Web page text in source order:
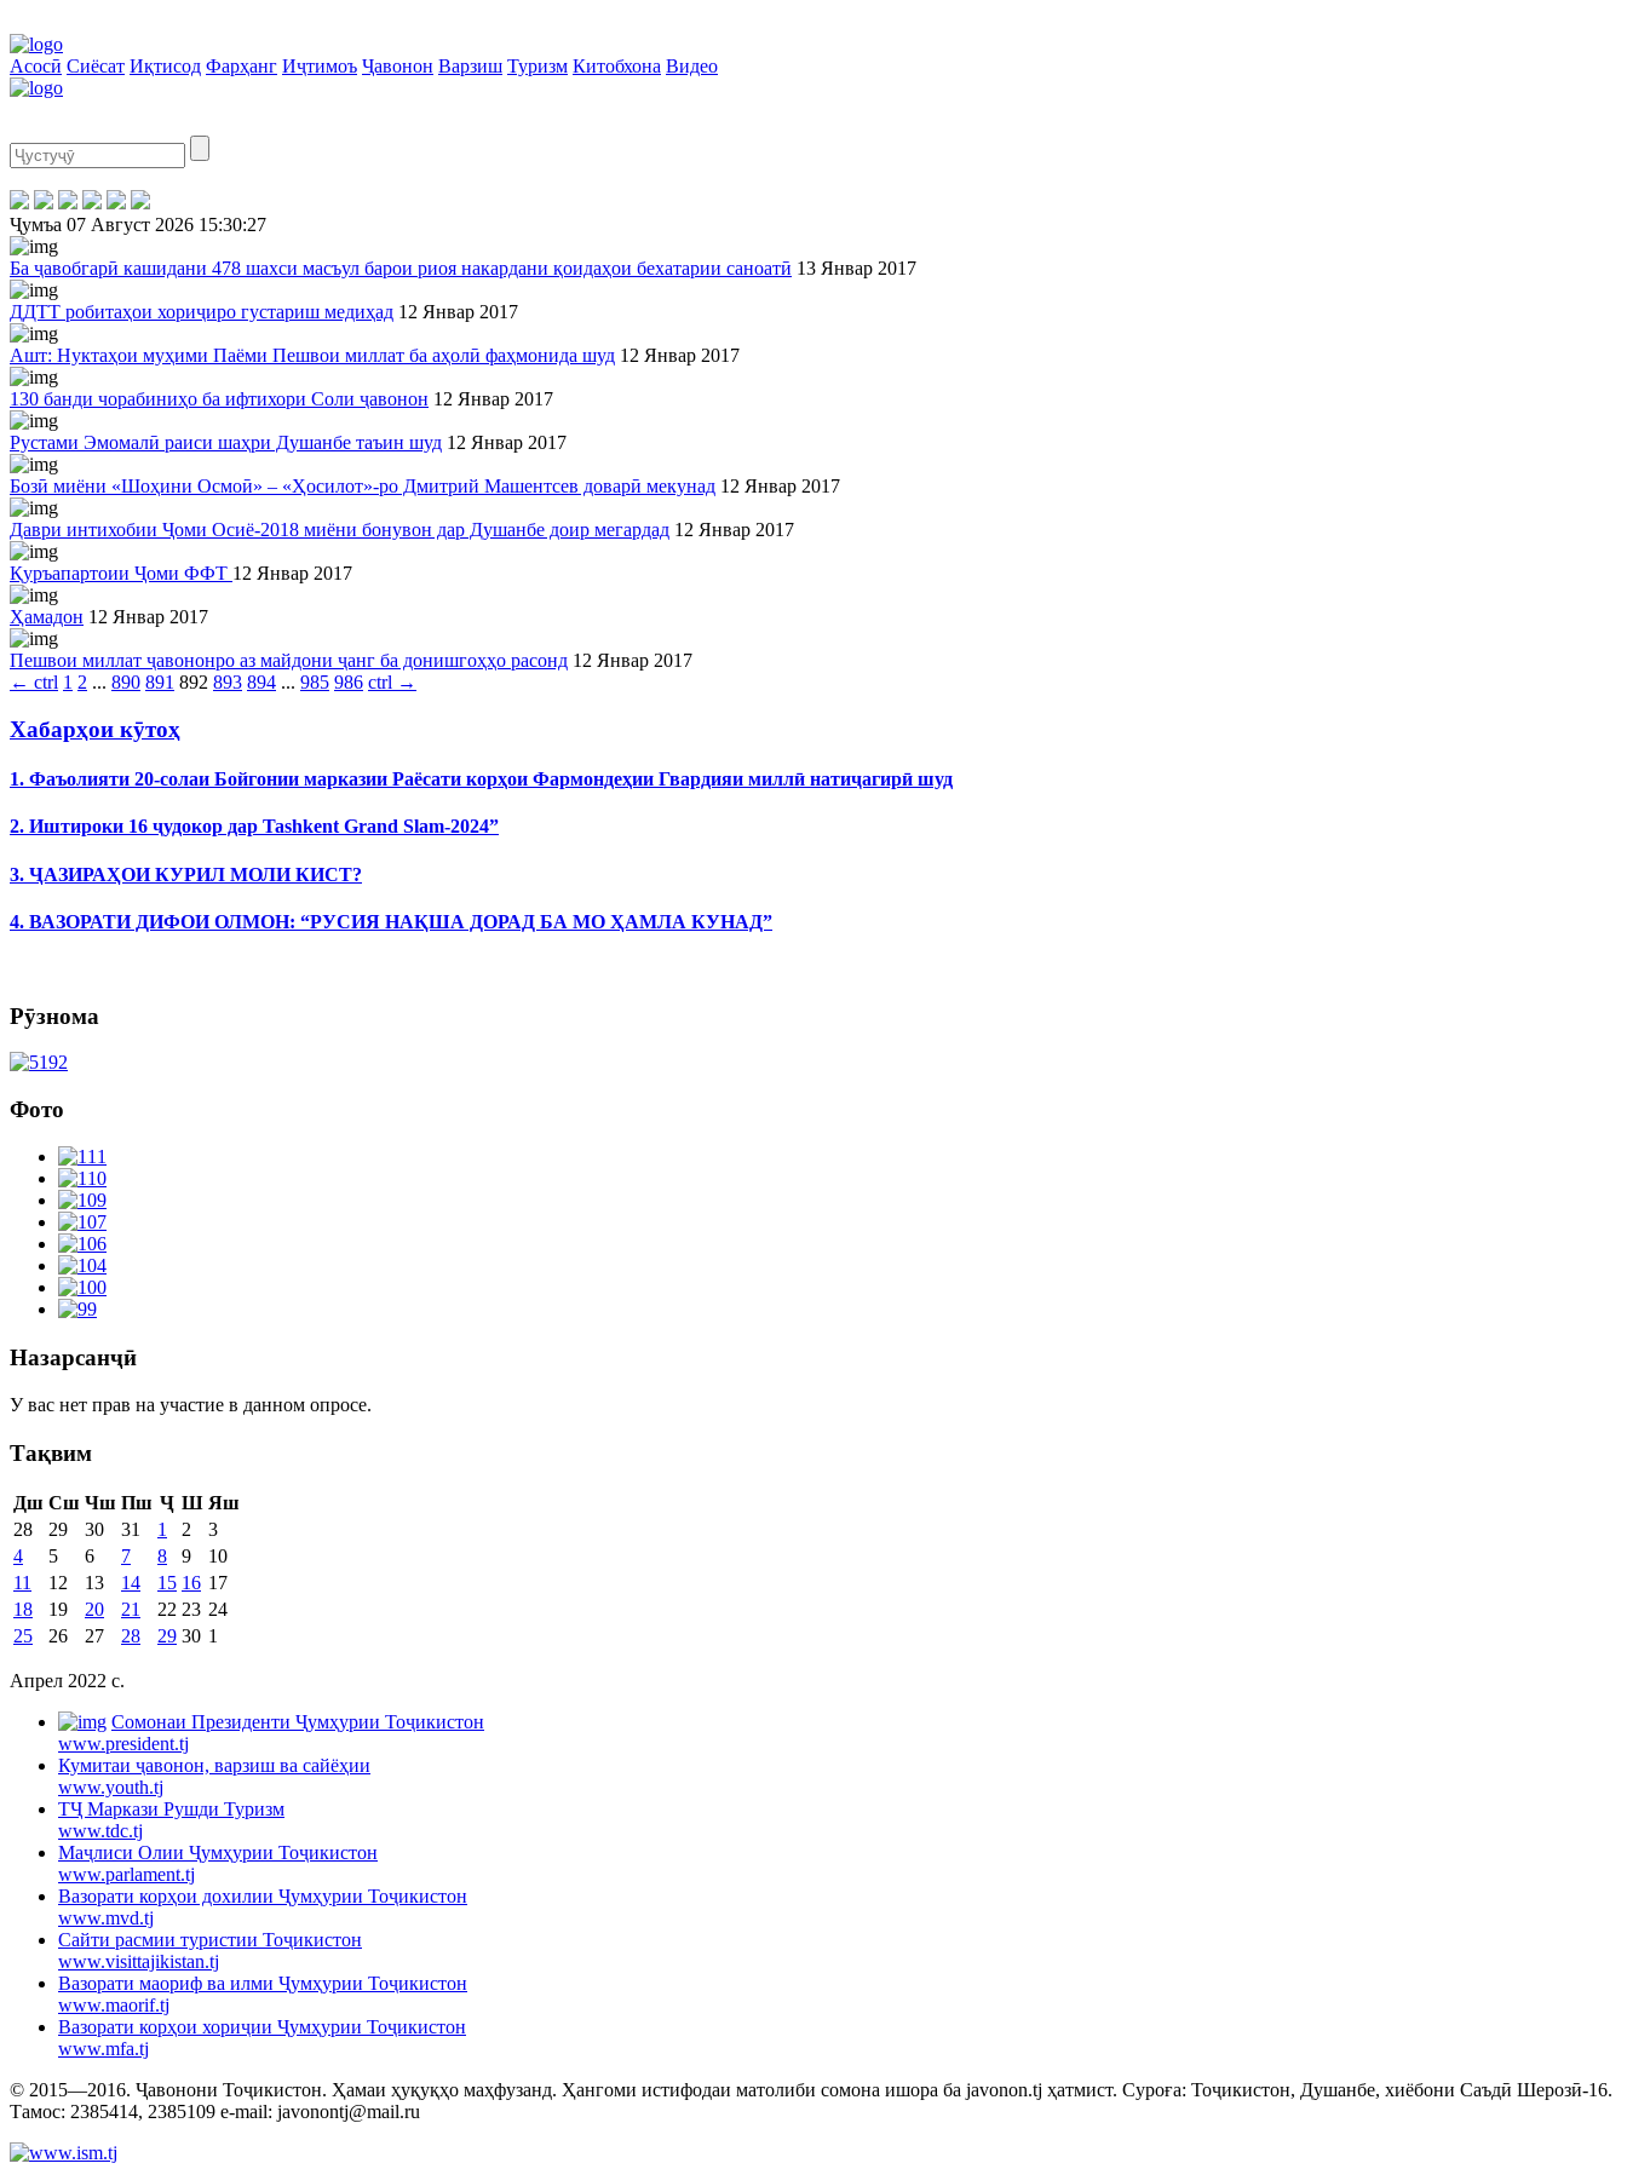
Асосӣ Сиёсат Иқтисод Фарҳанг Иҷтимоъ Ҷавонон Варзиш Туризм Китобхона Видео
Ҷумъа 07 Август 2026 15:30:27
Ба ҷавобгарӣ кашидани 478 шахси масъул барои риоя накардани қоидаҳои бехатарии саноатӣ 13 Январ 2017
ДДТТ робитаҳои хориҷиро густариш медиҳад 12 Январ 2017
Ашт: Нуктаҳои муҳими Паëми Пешвои миллат ба аҳолӣ фаҳмонида шуд 12 Январ 2017
130 банди чорабиниҳо ба ифтихори Соли ҷавонон 12 Январ 2017
Рустами Эмомалӣ раиси шаҳри Душанбе таъин шуд 12 Январ 2017
Бозӣ миёни «Шоҳини Осмоӣ» – «Ҳосилот»-ро Дмитрий Машентсев доварӣ мекунад 12 Январ 2017
Даври интихобии Ҷоми Осиё-2018 миёни бонувон дар Душанбе доир мегардад 12 Январ 2017
Қуръапартоии Ҷоми ФФТ 12 Январ 2017
Ҳамадон 12 Январ 2017
Пешвои миллат ҷавононро аз майдони ҷанг ба донишгоҳҳо расонд 12 Январ 2017
← ctrl 1 2 ... 890 891 892 893 894 ... 985 986 ctrl →
Хабарҳои кӯтоҳ
1. Фаъолияти 20-солаи Бойгонии марказии Раёсати корҳои Фармондеҳии Гвардияи миллӣ натиҷагирӣ шуд
2. Иштироки 16 ҷудокор дар Tashkent Grand Slam-2024”
3. ҶАЗИРАҲОИ КУРИЛ МОЛИ КИСТ?
4. ВАЗОРАТИ ДИФОИ ОЛМОН: “РУСИЯ НАҚША ДОРАД БА МО ҲАМЛА КУНАД”
Рӯзнома
Фото
Назарсанҷӣ
У вас нет прав на участие в данном опросе.
Тақвим
Дш Сш Чш Пш Ҷ Ш Яш
28
29 30 31 1 2
3
4
5 6 7 8 9
10
11
12 13 14 15 16 17
18
19 20 21 22 23 24
25
26 27 28 29 30 1
Апрел 2022 c.
Cомонаи Президенти Ҷумҳурии Тоҷикистон
www.president.tj
Кумитаи ҷавонон, варзиш ва сайёҳии
www.youth.tj
ТҶ Маркази Рушди Туризм
www.tdc.tj
Маҷлиси Олии Ҷумҳурии Тоҷикистон
www.parlament.tj
Вазорати корҳои дохилии Ҷумҳурии Тоҷикистон
www.mvd.tj
Сайти расмии туристии Тоҷикистон
www.visittajikistan.tj
Вазорати маориф ва илми Ҷумҳурии Тоҷикистон
www.maorif.tj
Вазорати корҳои хориҷии Ҷумҳурии Тоҷикистон
www.mfa.tj
© 2015—2016. Ҷавонони Тоҷикистон. Ҳамаи ҳуқуқҳо маҳфузанд. Ҳангоми истифодаи матолиби сомона ишора ба javonon.tj ҳатмист. Суроға: Тоҷикистон, Душанбе, хиёбони Саъдӣ Шерозӣ-16.
Тамос: 2385414, 2385109 e-mail: javonontj@mail.ru